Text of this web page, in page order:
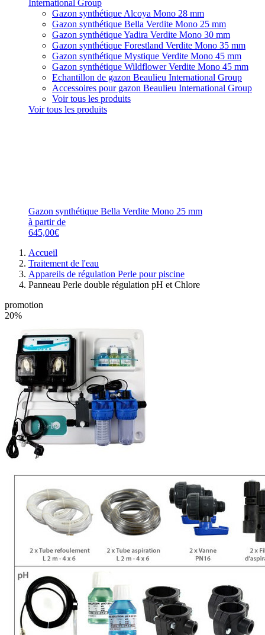
International Group
Gazon synthétique Alcoya Mono 28 mm
Gazon synthétique Bella Verdite Mono 25 mm
Gazon synthétique Yadira Verdite Mono 30 mm
Gazon synthétique Forestland Verdite Mono 35 mm
Gazon synthétique Mystique Verdite Mono 45 mm
Gazon synthétique Wildflower Verdite Mono 45 mm
Echantillon de gazon Beaulieu International Group
Accessoires pour gazon Beaulieu International Group
Voir tous les produits
Voir tous les produits
Gazon synthétique Bella Verdite Mono 25 mm
à partir de
645,00€
Accueil
Traitement de l'eau
Appareils de régulation Perle pour piscine
Panneau Perle double régulation pH et Chlore
promotion
20%